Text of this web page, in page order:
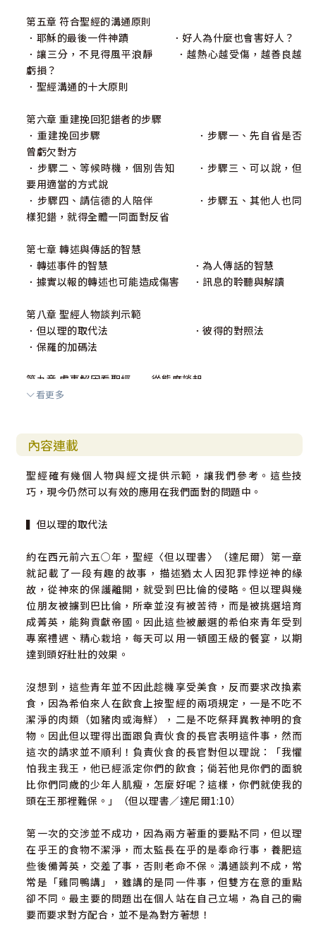
第五章 符合聖經的溝通原則
．耶穌的最後一件神蹟 ．好人為什麼也會害好人？
．讓三分，不見得風平浪靜 ．越熱心越受傷，越善良越
虧損？
．聖經溝通的十大原則
第六章 重建挽回犯錯者的步驟
．重建挽回步驟 ．步驟一、先自省是否
曾虧欠對方
．步驟二、等候時機，個別告知 ．步驟三、可以說，但
要用適當的方式說
．步驟四、請信德的人陪伴 ．步驟五、其他人也同
樣犯錯，就得全體一同面對反省
第七章 轉述與傳話的智慧
．轉述事件的智慧 ．為人傳話的智慧
．據實以報的轉述也可能造成傷害 ．訊息的聆聽與解讀
第八章 聖經人物談判示範
．但以理的取代法 ．彼得的對照法
．保羅的加碼法
第九章 處事解困看聖經──從態度談起
．主動式態度所帶來的逆轉勝 ．蒙福與祝福的生命
─押沙龍負面思考
．聖經故事舉例──保羅與巴拿巴分道揚鑣
第十章 學習耶穌說話風格與智慧
．靈巧適切的比喻 ．「似非而是」的語法
．切中要害的質詢 ．誇張強烈的形容
．宅心仁厚的心胸
見證分享：運用聖經智慧，成就美好生活
看更多
內容連載
聖經確有幾個人物與經文提供示範，讓我們參考。這些技
巧，現今仍然可以有效的應用在我們面對的問題中。
▍但以理的取代法
約在西元前六五○年，聖經〈但以理書〉（達尼爾）第一章
就記載了一段有趣的故事，描述猶太人因犯罪悖逆神的緣
故，從神來的保護離開，就受到巴比倫的侵略。但以理與幾
位朋友被擄到巴比倫，所幸並沒有被苦待，而是被挑選培育
成菁英，能夠貢獻帝國。因此這些被嚴選的希伯來青年受到
專案禮遇、精心栽培，每天可以用一頓國王級的餐宴，以期
達到頭好壯壯的效果。
沒想到，這些青年並不因此趁機享受美食，反而要求改換素
食，因為希伯來人在飲食上按聖經的兩項規定，一是不吃不
潔淨的肉類（如豬肉或海鮮），二是不吃祭拜異教神明的食
物。因此但以理得出面跟負責伙食的長官表明這件事，然而
這次的請求並不順利！負責伙食的長官對但以理說：「我懼
怕我主我王，他已經派定你們的飲食；倘若他見你們的面貌
比你們同歲的少年人肌瘦，怎麼好呢？這樣，你們就使我的
頭在王那裡難保。」（但以理書／達尼爾1:10）
第一次的交涉並不成功，因為兩方著重的要點不同，但以理
在乎王的食物不潔淨，而太監長在乎的是奉命行事，養肥這
些後備菁英，交差了事，否則老命不保。溝通談判不成，常
常是「雞同鴨講」，雖講的是同一件事，但雙方在意的重點
卻不同。最主要的問題出在個人站在自己立場，為自己的需
要而要求對方配合，並不是為對方著想！